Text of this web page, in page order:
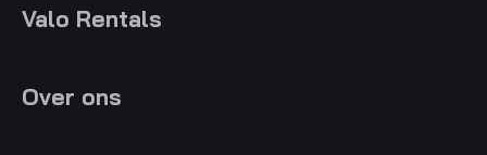
Valo Rentals
Over ons